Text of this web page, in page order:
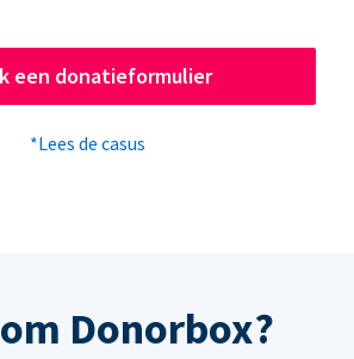
een donatieformulier
*Lees de casus
Donorbox?